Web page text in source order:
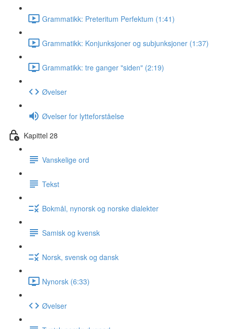
Grammatikk: Preteritum Perfektum (1:41)
Grammatikk: Konjunksjoner og subjunksjoner (1:37)
Grammatikk: tre ganger "siden" (2:19)
Øvelser
Øvelser for lytteforståelse
Kapittel 28
Vanskelige ord
Tekst
Bokmål, nynorsk og norske dialekter
Samisk og kvensk
Norsk, svensk og dansk
Nynorsk (6:33)
Øvelser